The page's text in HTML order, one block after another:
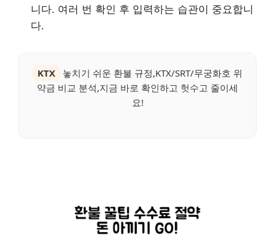
니다. 여러 번 확인 후 입력하는 습관이 중요합니
다.
KTX
놓치기 쉬운 환불 규정,KTX/SRT/무궁화호 위
약금 비교 분석,지금 바로 확인하고 헛수고 줄이세
요!